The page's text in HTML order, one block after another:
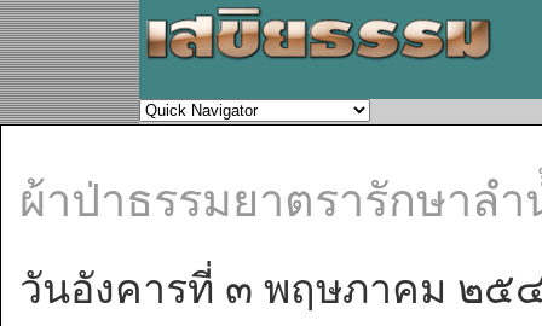
ผ้าป่าธรรมยาตรารักษาลำ
วันอังคารที่ ๓ พฤษภาคม ๒๕